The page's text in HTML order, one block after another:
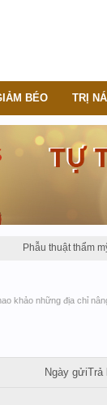
Phẫu thuật thẩm
khảo những địa chỉ
Ngày gửiTrả
BÉO TRỊ